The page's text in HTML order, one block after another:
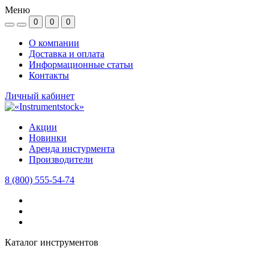
Меню
0 0 0
О компании
Доставка и оплата
Информационные статьи
Контакты
Личный кабинет
Акции
Новинки
Аренда инстурмента
Производители
8 (800) 555-54-74
Каталог инструментов